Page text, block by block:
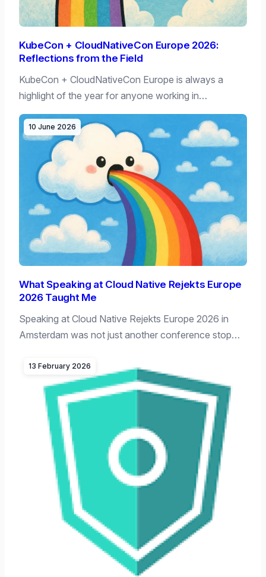
KubeCon + CloudNativeCon Europe 2026:
Reflections from the Field
KubeCon + CloudNativeCon Europe is always a
highlight of the year for anyone working in…
10 June 2026
What Speaking at Cloud Native Rejekts Europe
2026 Taught Me
Speaking at Cloud Native Rejekts Europe 2026 in
Amsterdam was not just another conference stop…
13 February 2026